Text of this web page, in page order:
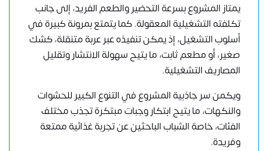
يمتاز المشروع بسرعة التحضير والطعم الفريد، إلى جانب
تكلفته التشغيلية المعقولة. كما يتمتع بمرونة كبيرة في
أسلوب التشغيل، إذ يمكن تنفيذه عبر عربة متنقلة، كشك
صغير، أو مطعم ثابت، ما يتيح سهولة الانتشار وتقليل
المصاريف التشغيلية.
ويكمن سر جاذبية المشروع في التنوع الكبير للحشوات
والنكهات، ما يتيح ابتكار وجبات مبتكرة تجذب مختلف
الفئات، خاصة الشباب الباحثين عن تجربة غذائية ممتعة
وفريدة.